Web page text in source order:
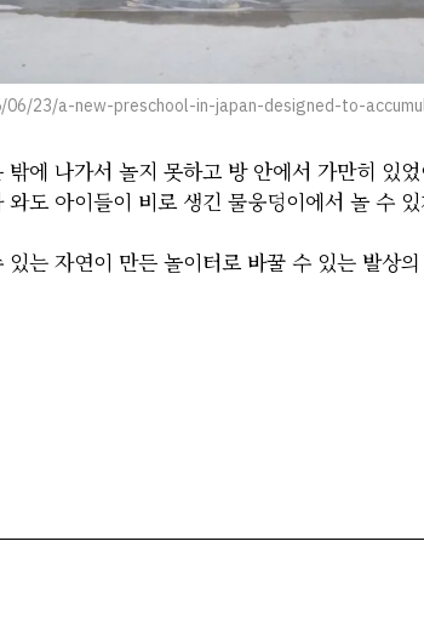
23/a-new-preschool-in-japan-designed-to-
에 나가서 놀지 못하고 방 안에서 가만히 있
도 아이들이 비로 생긴 물웅덩이에서 놀 수
는 자연이 만든 놀이터로 바꿀 수 있는 발상